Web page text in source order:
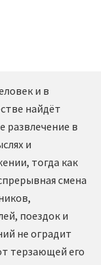
и в
найдёт
развлечение в
и
тогда как
смена
поездок и
не оградит
терзающей его